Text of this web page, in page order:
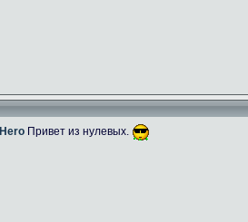
Привет из нулевых.